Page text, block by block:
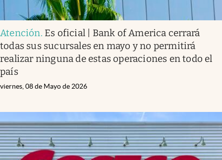
Atención. Es oficial | Bank of America cerrará
todas sus sucursales en mayo y no permitirá
realizar ninguna de estas operaciones en todo el
país
viernes, 08 de Mayo de 2026